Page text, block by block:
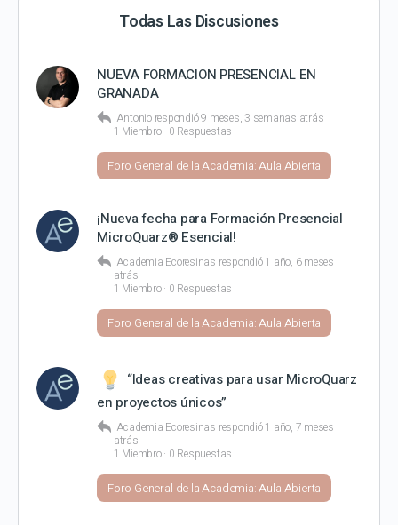
Todas Las Discusiones
NUEVA FORMACION PRESENCIAL EN
GRANADA
Antonio respondió9 meses, 3 semanas atrás
1 Miembro· 0 Respuestas
Foro General de la Academia: Aula Abierta
¡Nueva fecha para Formación Presencial
MicroQuarz® Esencial!
Academia Ecoresinas respondió1 año, 6 meses
atrás
1 Miembro· 0 Respuestas
Foro General de la Academia: Aula Abierta
“Ideas creativas para usar MicroQuarz
en proyectos únicos”
Academia Ecoresinas respondió1 año, 7 meses
atrás
1 Miembro· 0 Respuestas
Foro General de la Academia: Aula Abierta